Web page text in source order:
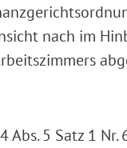
nach im
4 Abs. 5 Satz 1